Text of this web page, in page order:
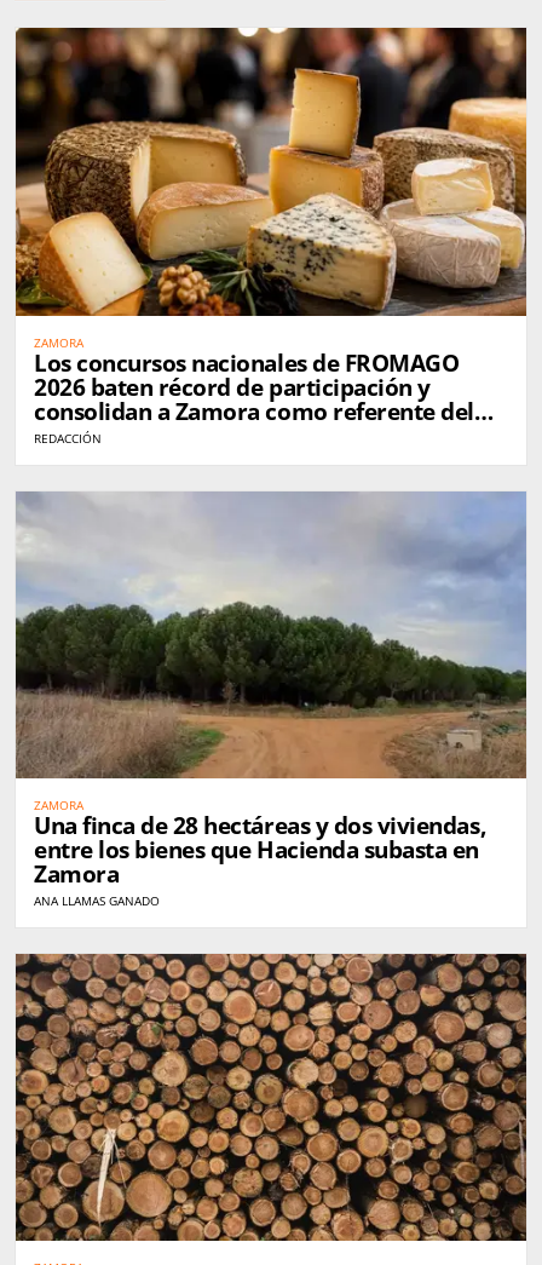
ZAMORA
Los concursos nacionales de FROMAGO
2026 baten récord de participación y
consolidan a Zamora como referente del
queso en España
REDACCIÓN
ZAMORA
Una finca de 28 hectáreas y dos viviendas,
entre los bienes que Hacienda subasta en
Zamora
ANA LLAMAS GANADO